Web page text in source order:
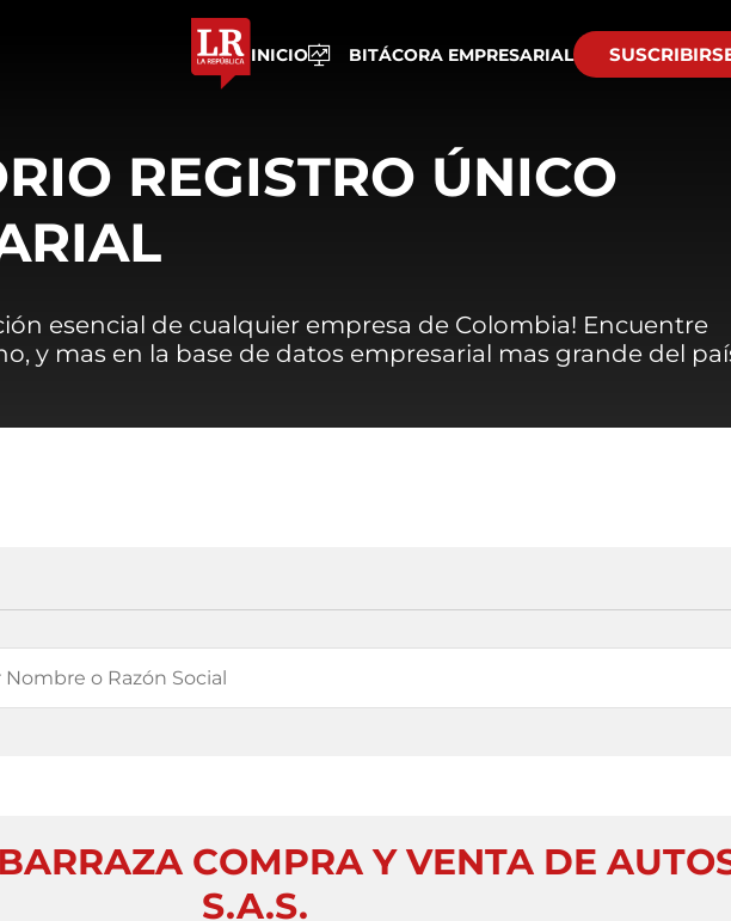
INICIO BITÁCORA EMPRESARIAL
REGISTRO ÚNICO
esencial de cualquier empresa de Colombia! Encuentre
y mas en la base de datos empresarial mas grande del
COMPRA Y VENTA DE
S.A.S.